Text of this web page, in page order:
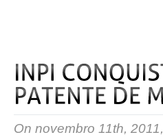
On novembro 11th, 2011,